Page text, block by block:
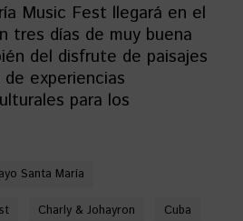
Music Fest llegará en el
tres días de muy buena
del disfrute de paisajes
experiencias
para los
Santa María
Charly & Johayron Cuba